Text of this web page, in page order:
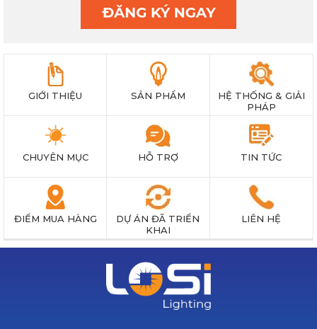
GIỚI THIỆU SẢN PHẨM
HỆ THỐNG & GIẢI
PHÁP
CHUYÊN MỤC HỖ TRỢ TIN TỨC
ĐIỂM MUA HÀNG
DỰ ÁN ĐÃ TRIỂN
KHAI
LIÊN HỆ